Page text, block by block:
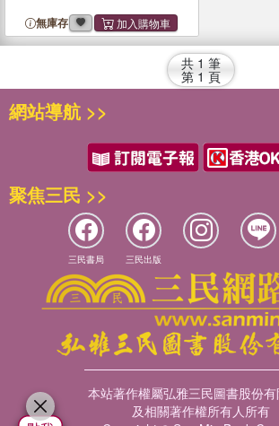
無庫存
共 1 筆
第 1 頁
網站導航 >>
聚焦三民 >>
三民書局 三民出版
本站著作權屬弘雅三民圖書股份有
及相關著作權所有人所有